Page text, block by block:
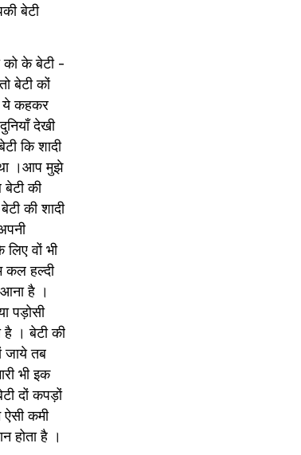
बेटी
को के बेटी -
बेटी कों
ये कहकर
देखी
कि शादी
।आप मुझे
की
की शादी
वों भी
कल हल्दी
है ।
पड़ोसी
। बेटी की
जाये तब
भी इक
दों कपड़ों
ऐसी कमी
होता है ।